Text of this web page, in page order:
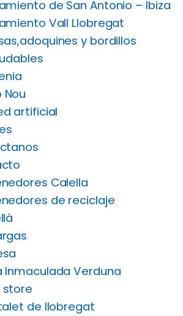
de San Antonio – Ibiza
Vall Llobregat
y bordillos
Nou
artificial
Calella
de reciclaje
Inmaculada Verduna
store
de llobregat